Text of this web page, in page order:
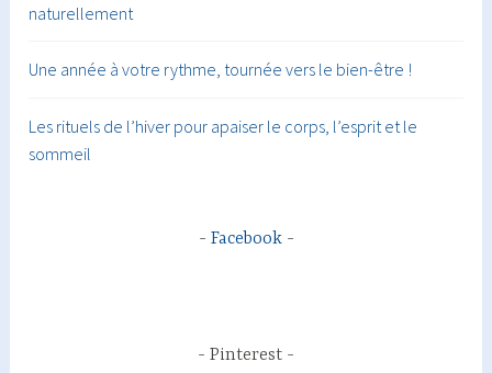
naturellement
Une année à votre rythme, tournée vers le bien-être !
Les rituels de l’hiver pour apaiser le corps, l’esprit et le
sommeil
Facebook
Pinterest